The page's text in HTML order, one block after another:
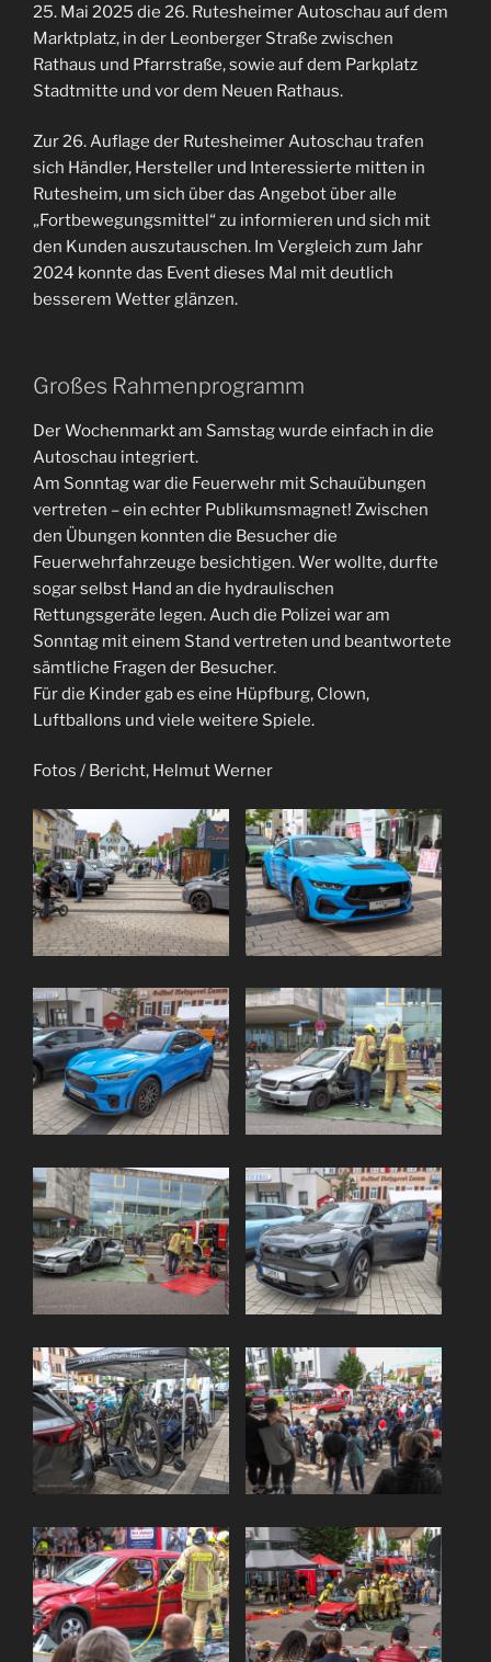
25. Mai 2025 die 26. Rutesheimer Autoschau auf dem
Marktplatz, in der Leonberger Straße zwischen
Rathaus und Pfarrstraße, sowie auf dem Parkplatz
Stadtmitte und vor dem Neuen Rathaus.
Zur 26. Auflage der Rutesheimer Autoschau trafen
sich Händler, Hersteller und Interessierte mitten in
Rutesheim, um sich über das Angebot über alle
„Fortbewegungsmittel“ zu informieren und sich mit
den Kunden auszutauschen. Im Vergleich zum Jahr
2024 konnte das Event dieses Mal mit deutlich
besserem Wetter glänzen.
Großes Rahmenprogramm
Der Wochenmarkt am Samstag wurde einfach in die
Autoschau integriert.
Am Sonntag war die Feuerwehr mit Schauübungen
vertreten – ein echter Publikumsmagnet! Zwischen
den Übungen konnten die Besucher die
Feuerwehrfahrzeuge besichtigen. Wer wollte, durfte
sogar selbst Hand an die hydraulischen
Rettungsgeräte legen. Auch die Polizei war am
Sonntag mit einem Stand vertreten und beantwortete
sämtliche Fragen der Besucher.
Für die Kinder gab es eine Hüpfburg, Clown,
Luftballons und viele weitere Spiele.
Fotos / Bericht, Helmut Werner